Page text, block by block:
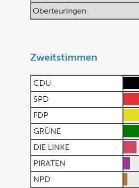
Oberteuringen
Zweitstimmen
CDU
SPD
FDP
GRÜNE
DIE LINKE
PIRATEN
NPD